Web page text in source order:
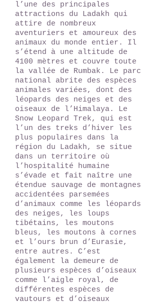
l’une des principales
attractions du Ladakh qui
attire de nombreux
aventuriers et amoureux des
animaux du monde entier. Il
s’étend à une altitude de
4100 mètres et couvre toute
la vallée de Rumbak. Le parc
national abrite des espèces
animales variées, dont des
léopards des neiges et des
oiseaux de l’Himalaya. Le
Snow Leopard Trek, qui est
l’un des treks d’hiver les
plus populaires dans la
région du Ladakh, se situe
dans un territoire où
l’hospitalité humaine
s’évade et fait naître une
étendue sauvage de montagnes
accidentées parsemées
d’animaux comme les léopards
des neiges, les loups
tibétains, les moutons
bleus, les moutons à cornes
et l’ours brun d’Eurasie,
entre autres. C’est
également la demeure de
plusieurs espèces d’oiseaux
comme l’aigle royal, de
différentes espèces de
vautours et d’oiseaux